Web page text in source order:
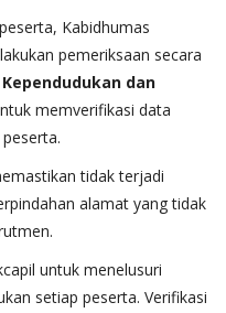
Kabidhumas
pemeriksaan secara
dan
memverifikasi data
tidak terjadi
alamat yang tidak
untuk menelusuri
setiap peserta. Verifikasi